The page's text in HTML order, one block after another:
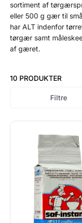
sortiment af
eller 500 g gær til
har ALT indenfor
tørgær samt
af gæret.
10 PRODUKTER
Filtre